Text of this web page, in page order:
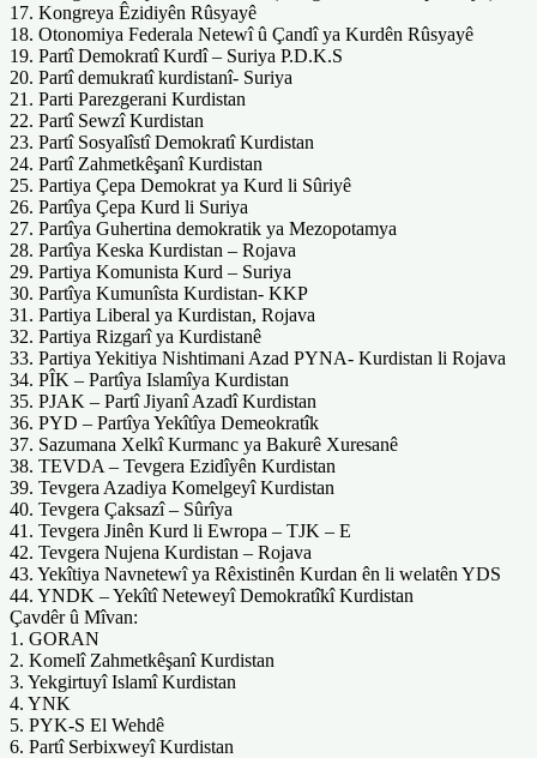
17. Kongreya Êzidiyên Rûsyayê
18. Otonomiya Federala Netewî û Çandî ya Kurdên Rûsyayê
19. Partî Demokratî Kurdî – Suriya P.D.K.S
20. Partî demukratî kurdistanî- Suriya
21. Parti Parezgerani Kurdistan
22. Partî Sewzî Kurdistan
23. Partî Sosyalîstî Demokratî Kurdistan
24. Partî Zahmetkêşanî Kurdistan
25. Partiya Çepa Demokrat ya Kurd li Sûriyê
26. Partîya Çepa Kurd li Suriya
27. Partîya Guhertina demokratik ya Mezopotamya
28. Partîya Keska Kurdistan – Rojava
29. Partiya Komunista Kurd – Suriya
30. Partîya Kumunîsta Kurdistan- KKP
31. Partiya Liberal ya Kurdistan, Rojava
32. Partiya Rizgarî ya Kurdistanê
33. Partiya Yekitiya Nishtimani Azad PYNA- Kurdistan li Rojava
34. PÎK – Partîya Islamîya Kurdistan
35. PJAK – Partî Jiyanî Azadî Kurdistan
36. PYD – Partîya Yekîtîya Demeokratîk
37. Sazumana Xelkî Kurmanc ya Bakurê Xuresanê
38. TEVDA – Tevgera Ezidîyên Kurdistan
39. Tevgera Azadiya Komelgeyî Kurdistan
40. Tevgera Çaksazî – Sûrîya
41. Tevgera Jinên Kurd li Ewropa – TJK – E
42. Tevgera Nujena Kurdistan – Rojava
43. Yekîtiya Navnetewî ya Rêxistinên Kurdan ên li welatên YDS
44. YNDK – Yekîtî Neteweyî Demokratîkî Kurdistan
Çavdêr û Mîvan:
1. GORAN
2. Komelî Zahmetkêşanî Kurdistan
3. Yekgirtuyî Islamî Kurdistan
4. YNK
5. PYK-S El Wehdê
6. Partî Serbixweyî Kurdistan